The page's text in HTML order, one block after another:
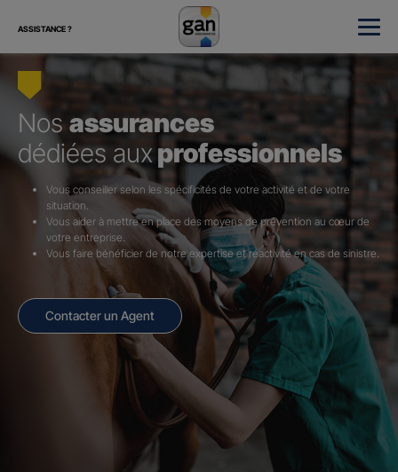
ASSISTANCE ?
Nosassurances
dédiées aux professionnels
Vous conseiller selon les spécificités de votre activité et de votre
situation.
Vous aider à mettre en place des moyens de prévention au cœur de
votre entreprise.
Vous faire bénéficier de notre expertise et réactivité en cas de sinistre.
Contacter un Agent